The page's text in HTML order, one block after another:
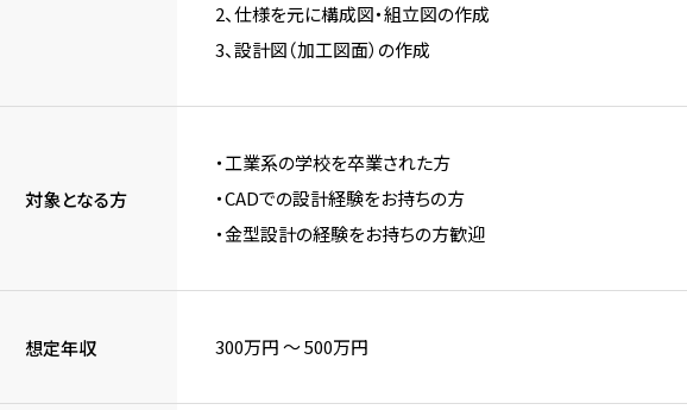
2、仕様を元に構成図・組立図の作成
3、設計図（加工図面）の作成
対象となる方
・工業系の学校を卒業された方
・CADでの設計経験をお持ちの方
・金型設計の経験をお持ちの方歓迎
想定年収 300万円 〜 500万円